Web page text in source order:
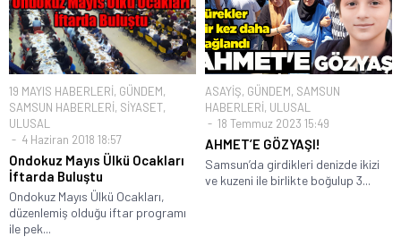
19 MAYIS HABERLERİ, GÜNDEM,
SAMSUN HABERLERİ, SİYASET,
ULUSAL
4 Haziran 2018 18:57
Ondokuz Mayıs Ülkü Ocakları
İftarda Buluştu
Ondokuz Mayıs Ülkü Ocakları,
düzenlemiş olduğu iftar programı
ile pek...
ASAYİŞ, GÜNDEM, SAMSUN
HABERLERİ, ULUSAL
18 Temmuz 2023 15:49
AHMET’E GÖZYAŞI!
Samsun’da girdikleri denizde ikizi
ve kuzeni ile birlikte boğulup 3...